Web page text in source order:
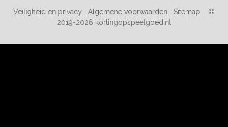
Veiligheid en privacy Algemene voorwaarden Sitemap ©
2019-2026 kortingopspeelgoed.nl